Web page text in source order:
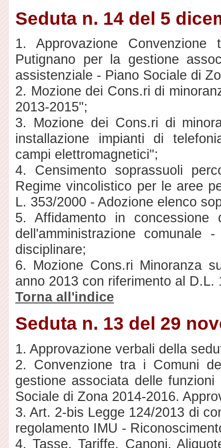
Seduta n. 14 del 5
1. Approvazione
Putignano per la gestione
assistenziale - Piano Sociale di
2. Mozione dei Cons.ri di
2013-2015";
3. Mozione dei Cons.ri di
installazione impianti di
campi elettromagnetici";
4. Censimento soprassuoli
Regime vincolistico per le aree
L. 353/2000 - Adozione elenco
5. Affidamento in
dell'amministrazione comunale
disciplinare;
6. Mozione Cons.ri Minoranza
anno 2013 con riferimento al D.L.
Torna all'indice
Seduta n. 13 del 29
1. Approvazione verbali della
2. Convenzione tra i Comuni
gestione associata delle
Sociale di Zona 2014-2016.
3. Art. 2-bis Legge 124/2013 di
regolamento IMU -
4. Tasse, Tariffe, Canoni,